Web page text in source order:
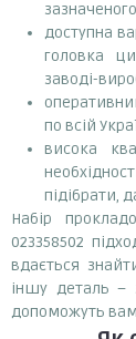
доступна
головка
заводі-
по всій
висока
підібрати,
Набір
023358502
вдається
іншу деталь –
допоможуть